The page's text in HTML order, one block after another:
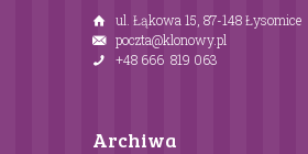
ul. Łąkowa 15, 87-148 Łysomice
poczta@klonowy.pl
+48 666 819 063
Archiwa